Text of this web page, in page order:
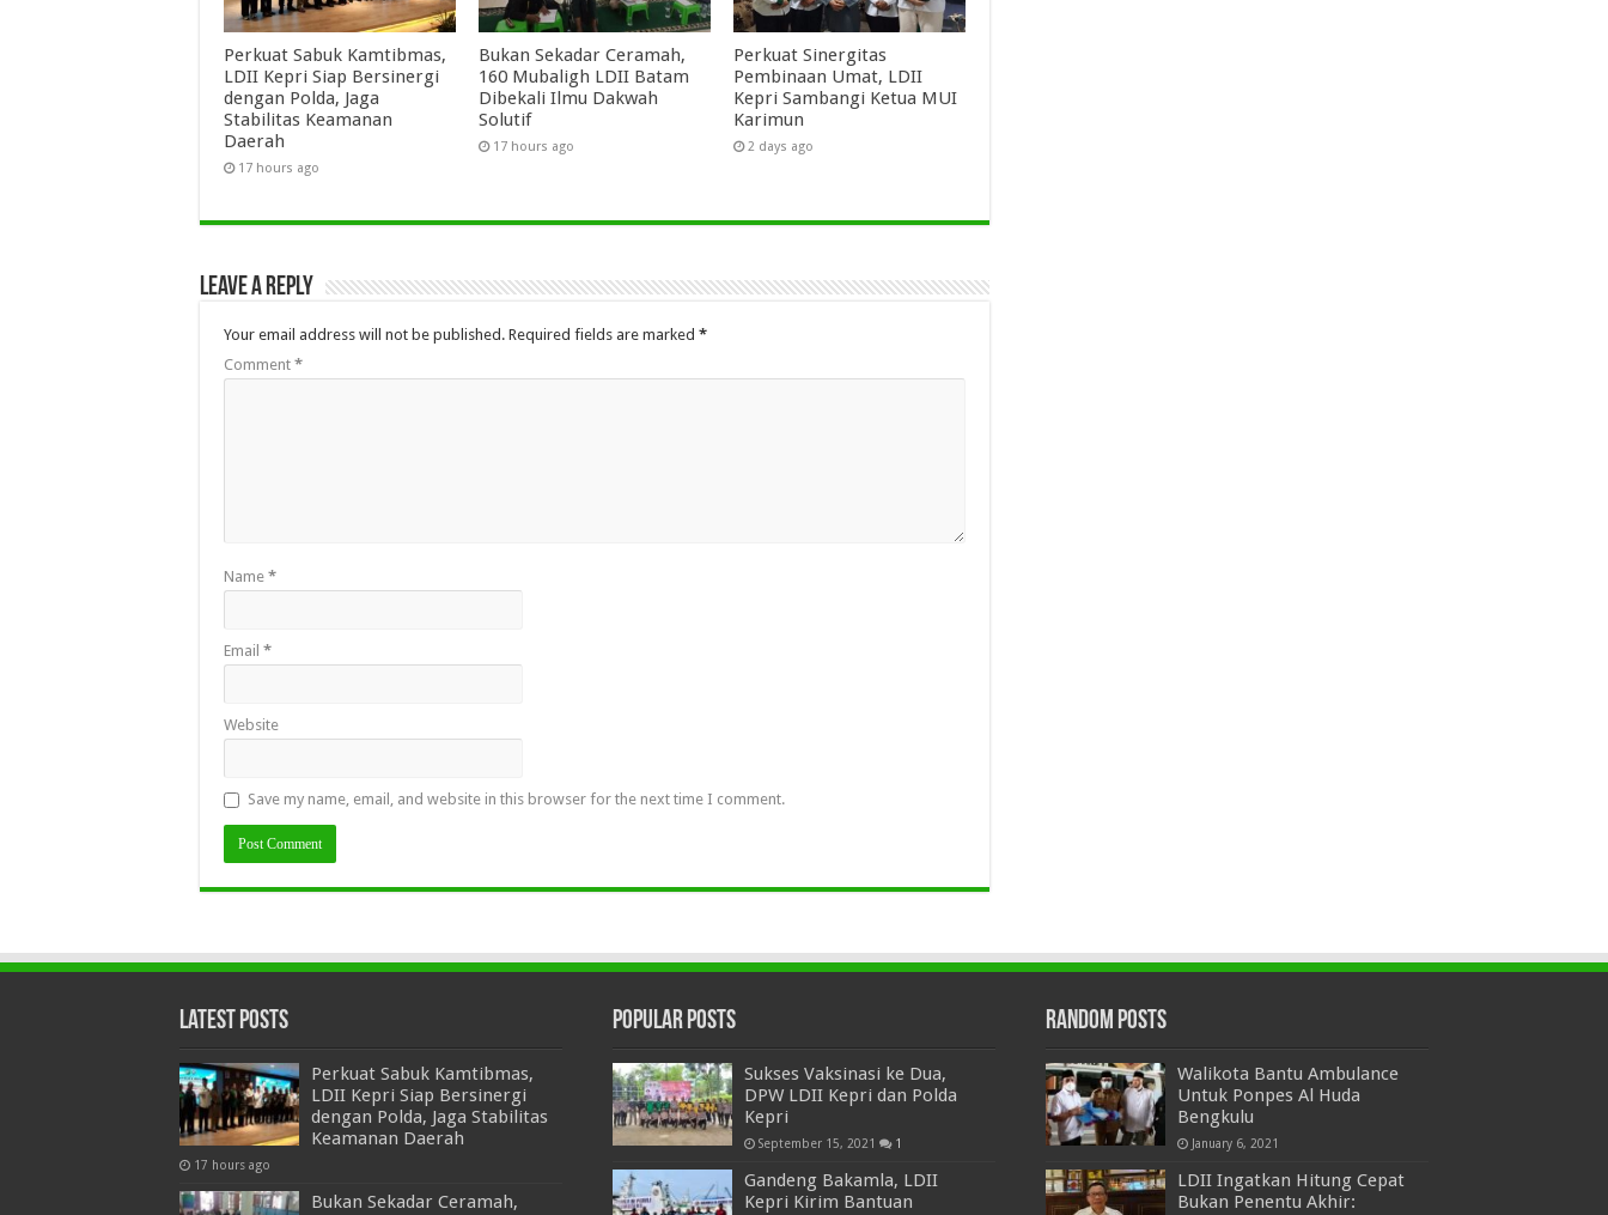
Perkuat Sabuk Kamtibmas,
LDII Kepri Siap Bersinergi
dengan Polda, Jaga
Stabilitas Keamanan
Daerah
17 hours ago
Bukan Sekadar Ceramah,
160 Mubaligh LDII Batam
Dibekali Ilmu Dakwah
Solutif
17 hours ago
Perkuat Sinergitas
Pembinaan Umat, LDII
Kepri Sambangi Ketua MUI
Karimun
2 days ago
Leave a Reply
Your email address will not be published. Required fields are marked *
Comment *
Name *
Email *
Website
Save my name, email, and website in this browser for the next time I comment.
Latest Posts
Perkuat Sabuk Kamtibmas,
LDII Kepri Siap Bersinergi
dengan Polda, Jaga Stabilitas
Keamanan Daerah
17 hours ago
Bukan Sekadar Ceramah,
Popular Posts
Sukses Vaksinasi ke Dua,
DPW LDII Kepri dan Polda
Kepri
September 15, 2021 1
Gandeng Bakamla, LDII
Kepri Kirim Bantuan
Random Posts
Walikota Bantu Ambulance
Untuk Ponpes Al Huda
Bengkulu
January 6, 2021
LDII Ingatkan Hitung Cepat
Bukan Penentu Akhir: